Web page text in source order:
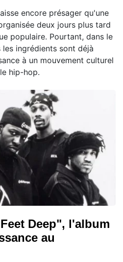
encore présager qu'une
deux jours plus tard
populaire. Pourtant, dans le
ingrédients sont déjà
à un mouvement culturel
hip-hop.
Deep", l'album
au